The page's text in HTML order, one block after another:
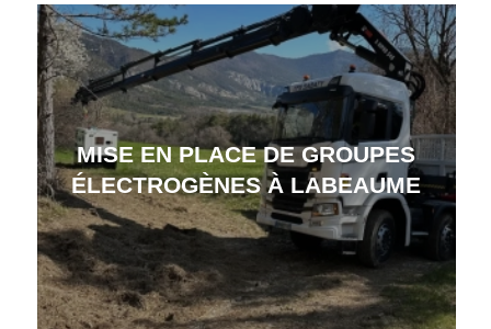
MISE EN PLACE DE GROUPES
ÉLECTROGÈNES À LABEAUME